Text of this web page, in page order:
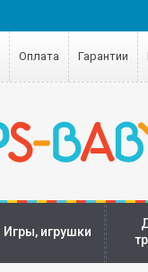
Оплата Гарантии
Игры, игрушки